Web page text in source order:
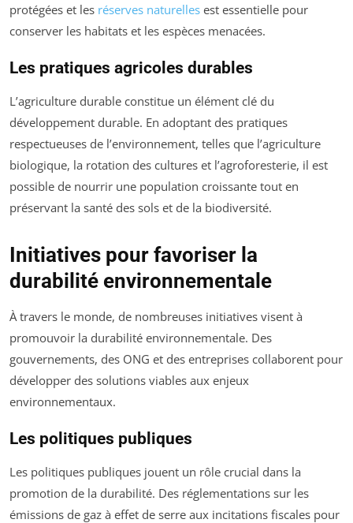
protégées et les réserves naturelles est essentielle pour
conserver les habitats et les espèces menacées.
Les pratiques agricoles durables
L’agriculture durable constitue un élément clé du
développement durable. En adoptant des pratiques
respectueuses de l’environnement, telles que l’agriculture
biologique, la rotation des cultures et l’agroforesterie, il est
possible de nourrir une population croissante tout en
préservant la santé des sols et de la biodiversité.
Initiatives pour favoriser la
durabilité environnementale
À travers le monde, de nombreuses initiatives visent à
promouvoir la durabilité environnementale. Des
gouvernements, des ONG et des entreprises collaborent pour
développer des solutions viables aux enjeux
environnementaux.
Les politiques publiques
Les politiques publiques jouent un rôle crucial dans la
promotion de la durabilité. Des réglementations sur les
émissions de gaz à effet de serre aux incitations fiscales pour